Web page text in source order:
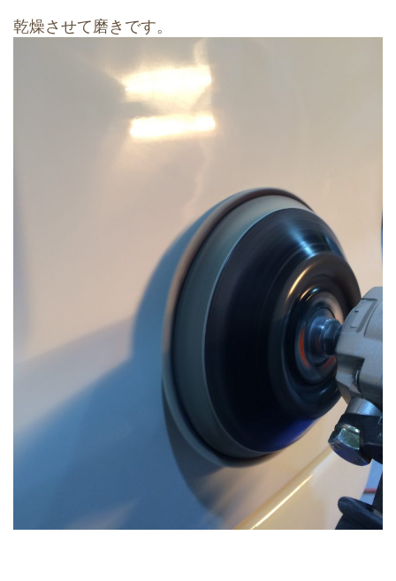
乾燥させて磨きです。